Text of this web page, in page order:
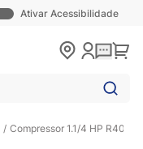
Ativar Acessibilidade
/ Compressor 1.1/4 HP R404